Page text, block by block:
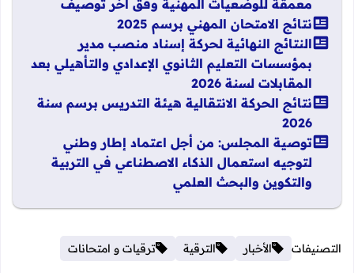
معمقة للوضعيات المهنية وفق آخر توصيف
نتائج الامتحان المهني برسم 2025
النتائج النهائية لحركة إسناد منصب مدير
بمؤسسات التعليم الثانوي الإعدادي والتأهيلي بعد
المقابلات لسنة 2026
نتائج الحركة الانتقالية هيئة التدريس برسم سنة
2026
توصية المجلس: من أجل اعتماد إطار وطني
لتوجيه استعمال الذكاء الاصطناعي في التربية
والتكوين والبحث العلمي
التصنيفات الأخبار الترقية ترقيات و امتحانات